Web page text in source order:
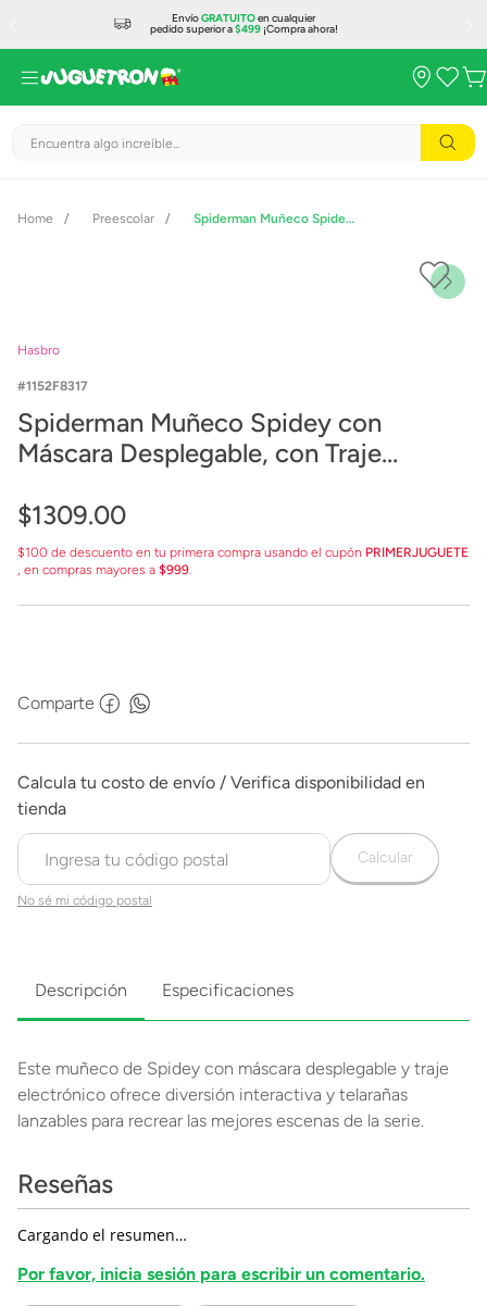
EnvíoGRATUITOen cualquier
pedido superior a$499¡Compra ahora!
Encuentra algo increíble...
Preescolar Spiderman Muñeco Spidey con Máscara Desplegable, con Traje Electrónico y Lanza Telarañas
Hasbro
1152F8317
Spiderman Muñeco Spidey con
Máscara Desplegable, con Traje
$1309.00
$100 de descuento en tu primera compra usando el cupón PRIMERJUGUETE
, en compras mayores a $999.
Comparte
No sé mi código postal
Calcular
Descripción Especificaciones
Este muñeco de Spidey con máscara desplegable y traje
electrónico ofrece diversión interactiva y telarañas
lanzables para recrear las mejores escenas de la serie.
Reseñas
Cargando el resumen…
Por favor, inicia sesión para escribir un comentario.